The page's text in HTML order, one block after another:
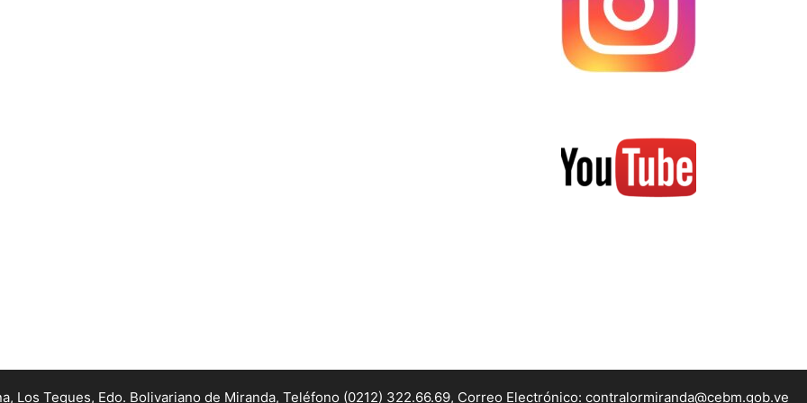
Los Teques, Edo. Bolivariano de Miranda, Teléfono (0212) 322.66.69, Correo Electrónico: contralormiranda@cebm.gob.ve